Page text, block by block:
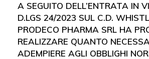
A SEGUITO DELL’ENTRATA IN
D.LGS 24/2023 SUL C.D.
PRODECO PHARMA SRL HA
REALIZZARE QUANTO
ADEMPIERE AGLI OBBLIGHI